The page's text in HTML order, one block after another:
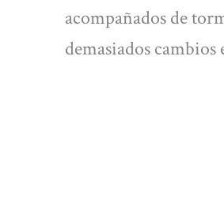
acompañados de
demasiados cambios